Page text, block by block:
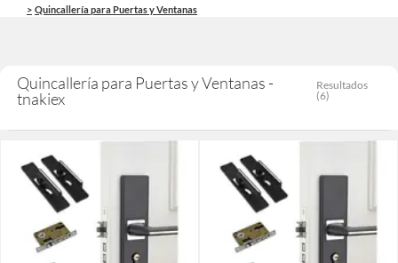
Quincallería para Puertas y Ventanas
Quincallería para Puertas y Ventanas -
tnakiex
Resultados
(6)